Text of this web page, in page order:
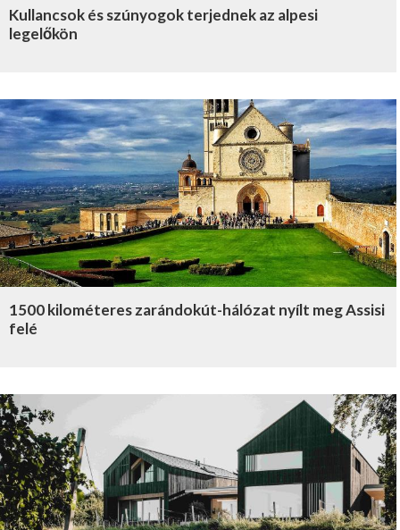
Kullancsok és szúnyogok terjednek az alpesi
legelőkön
1500 kilométeres zarándokút-hálózat nyílt meg Assisi
felé